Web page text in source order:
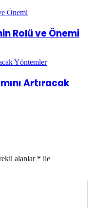
Rolü ve Önemi
Artıracak
alanlar * ile